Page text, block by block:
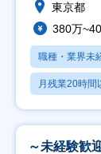
東京都
380万
職種・業界未
月残業20時間
～未経験歓